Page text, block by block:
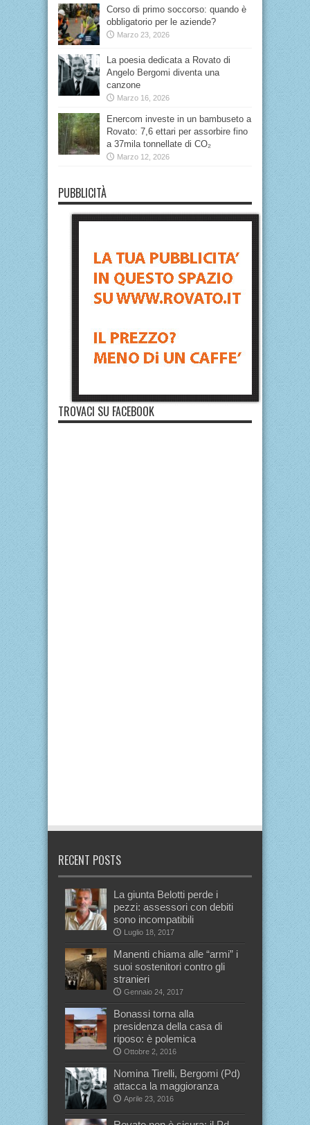
Corso di primo soccorso: quando è
obbligatorio per le aziende?
Marzo 23, 2026
La poesia dedicata a Rovato di
Angelo Bergomi diventa una
canzone
Marzo 16, 2026
Enercom investe in un bambuseto a
Rovato: 7,6 ettari per assorbire fino
a 37mila tonnellate di CO₂
Marzo 12, 2026
PUBBLICITÀ
TROVACI SU FACEBOOK
RECENT POSTS
La giunta Belotti perde i
pezzi: assessori con debiti
sono incompatibili
Luglio 18, 2017
Manenti chiama alle “armi” i
suoi sostenitori contro gli
stranieri
Gennaio 24, 2017
Bonassi torna alla
presidenza della casa di
riposo: è polemica
Ottobre 2, 2016
Nomina Tirelli, Bergomi (Pd)
attacca la maggioranza
Aprile 23, 2016